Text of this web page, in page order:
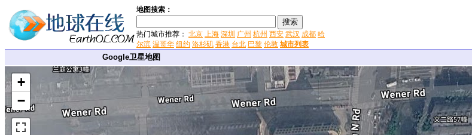
地图搜索：
热门城市推荐： 北京 上海 深圳 广州 杭州 西安 武汉 成都 哈
尔滨 温哥华 纽约 洛杉矶 香港 台北 巴黎 伦敦 城市列表
Google卫星地图
+
−